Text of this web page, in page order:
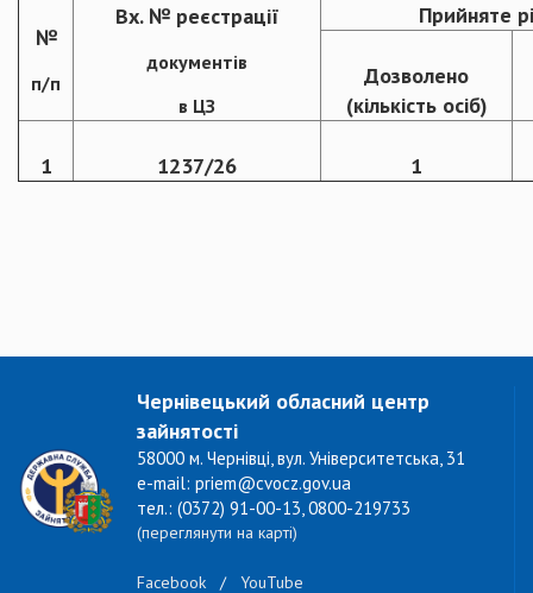
№
п/п
Вх. № реєстрації
документів
в ЦЗ
Прийняте
Дозволено
(кількість осіб)
1 1237/26 1
Чернівецький обласний центр
зайнятості
58000 м. Чернівці, вул. Університетська, 31
e-mail: priem@cvocz.gov.ua
тел.: (0372) 91-00-13, 0800-219733
(переглянути на карті)
Facebook / YouTube